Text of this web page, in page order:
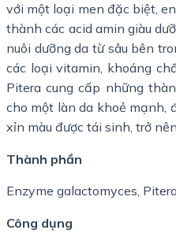
với một loại men đặc biệt,
thành các acid amin giàu
nuôi dưỡng da từ sâu bên
các loại vitamin, khoáng
Pitera cung cấp những
cho một làn da khoẻ mạnh,
xỉn màu được tái sinh, trở
Thành phần
Enzyme galactomyces,
Công dụng